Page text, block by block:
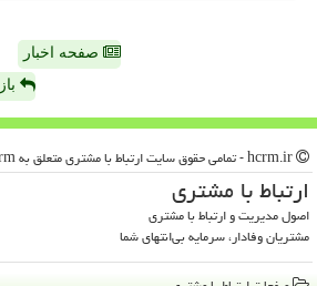
صفحه اخبار
ارتباط با مشتری
اصول مدیریت و ارتباط با مشتری
مشتریان وفادار، سرمایه بی‌انتهای شما